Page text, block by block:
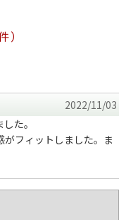
2022/11/03
た。
フィットしました。ま